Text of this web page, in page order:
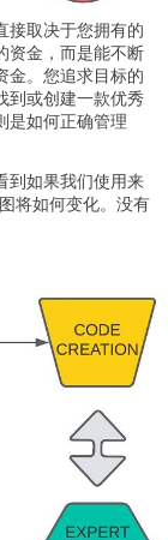
接取决于您拥有的
资金，而是能不断
金。您追求目标的
到或创建一款优秀
是如何正确管理
到如果我们使用来
将如何变化。没有